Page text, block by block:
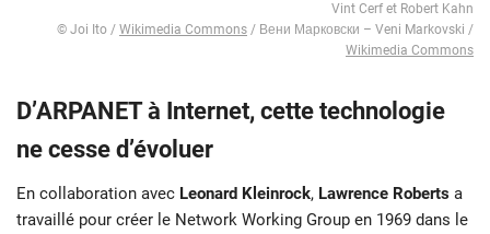
Vint Cerf et Robert Kahn
© Joi Ito / Wikimedia Commons / Вени Марковски – Veni Markovski /
Wikimedia Commons
D’ARPANET à Internet, cette technologie
ne cesse d’évoluer
En collaboration avec Leonard Kleinrock, Lawrence Roberts a
travaillé pour créer le Network Working Group en 1969 dans le